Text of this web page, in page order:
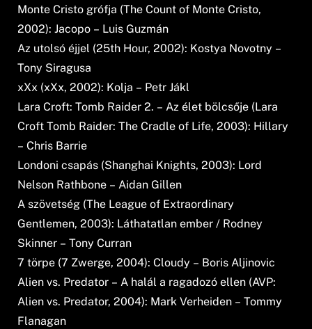
Monte Cristo grófja (The Count of Monte Cristo,
2002): Jacopo – Luis Guzmán
Az utolsó éjjel (25th Hour, 2002): Kostya Novotny –
Tony Siragusa
xXx (xXx, 2002): Kolja – Petr Jákl
Lara Croft: Tomb Raider 2. – Az élet bölcsője (Lara
Croft Tomb Raider: The Cradle of Life, 2003): Hillary
– Chris Barrie
Londoni csapás (Shanghai Knights, 2003): Lord
Nelson Rathbone – Aidan Gillen
A szövetség (The League of Extraordinary
Gentlemen, 2003): Láthatatlan ember / Rodney
Skinner – Tony Curran
7 törpe (7 Zwerge, 2004): Cloudy – Boris Aljinovic
Alien vs. Predator – A halál a ragadozó ellen (AVP:
Alien vs. Predator, 2004): Mark Verheiden – Tommy
Flanagan